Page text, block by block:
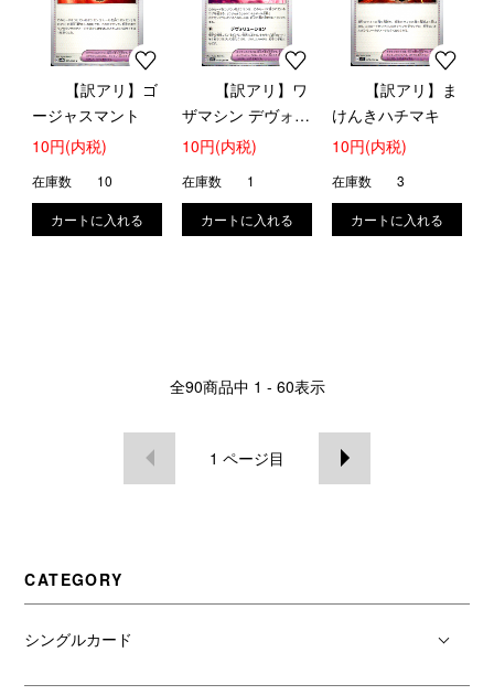
【訳アリ】ゴ
ージャスマント
10円(内税)
在庫数 10
【訳アリ】ワ
ザマシン デヴォリ
ューション
10円(内税)
在庫数 1
【訳アリ】ま
けんきハチマキ
10円(内税)
在庫数 3
全90商品中 1 - 60表示
1 ページ目
CATEGORY
シングルカード